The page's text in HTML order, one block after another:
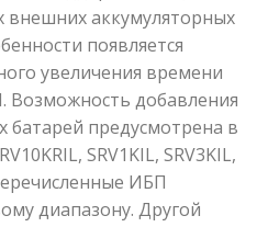
аккумуляторных
появляется
увеличения времени
добавления
батарей предусмотрена в
SRV1KIL, SRV3KIL,
ИБП
диапазону. Другой